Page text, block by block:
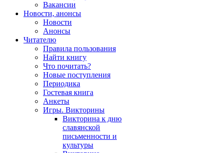
Вакансии
Новости, анонсы
Новости
Анонсы
Читателю
Правила пользования
Найти книгу
Что почитать?
Новые поступления
Периодика
Гостевая книга
Анкеты
Игры. Викторины
Викторина к дню
славянской
письменности и
культуры